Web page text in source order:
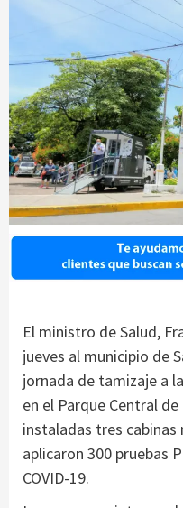
El ministro de Salud,
jueves al municipio de
jornada de tamizaje a
en el Parque Central
instaladas tres
aplicaron 300 pruebas
COVID-19.